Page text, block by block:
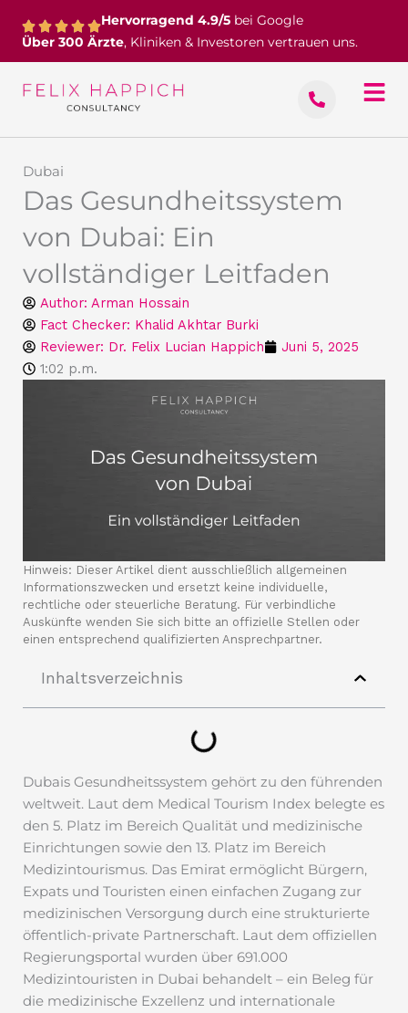
Inhalt
Hervorragend 4.9/5 bei Google
Über 300 Ärzte, Kliniken & Investoren vertrauen uns.
Dubai
Das Gesundheitssystem
von Dubai: Ein
vollständiger Leitfaden
Author: Arman Hossain
Fact Checker: Khalid Akhtar Burki
Reviewer: Dr. Felix Lucian Happich
Juni 5, 2025
1:02 p.m.
Hinweis: Dieser Artikel dient ausschließlich allgemeinen
Informationszwecken und ersetzt keine individuelle,
rechtliche oder steuerliche Beratung. Für verbindliche
Auskünfte wenden Sie sich bitte an offizielle Stellen oder
einen entsprechend qualifizierten Ansprechpartner.
Inhaltsverzeichnis
Dubais Gesundheitssystem gehört zu den führenden
weltweit. Laut dem Medical Tourism Index belegte es
den 5. Platz im Bereich Qualität und medizinische
Einrichtungen sowie den 13. Platz im Bereich
Medizintourismus. Das Emirat ermöglicht Bürgern,
Expats und Touristen einen einfachen Zugang zur
medizinischen Versorgung durch eine strukturierte
öffentlich-private Partnerschaft. Laut dem offiziellen
Regierungsportal wurden über 691.000
Medizintouristen in Dubai behandelt – ein Beleg für
die medizinische Exzellenz und internationale